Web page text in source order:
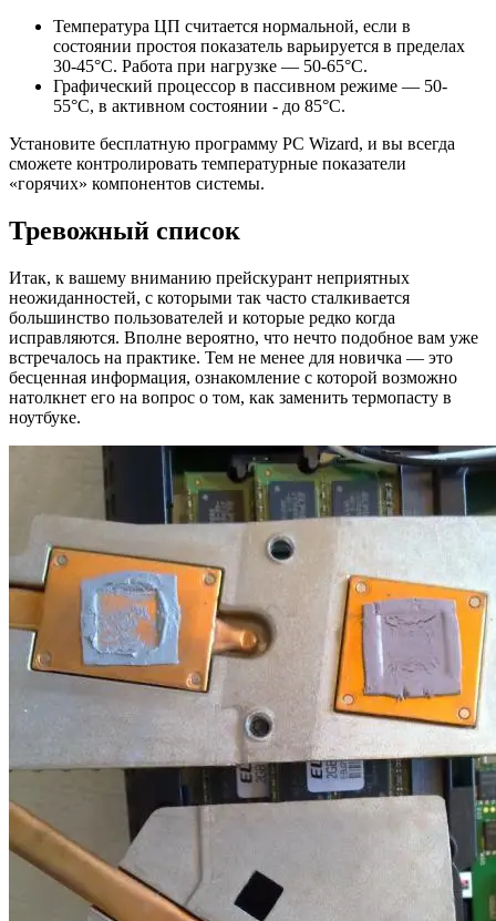
Температура ЦП считается нормальной, если в
состоянии простоя показатель варьируется в пределах
30-45°С. Работа при нагрузке — 50-65°С.
Графический процессор в пассивном режиме — 50-
55°С, в активном состоянии - до 85°С.
Установите бесплатную программу PC Wizard, и вы всегда
сможете контролировать температурные показатели
«горячих» компонентов системы.
Тревожный список
Итак, к вашему вниманию прейскурант неприятных
неожиданностей, с которыми так часто сталкивается
большинство пользователей и которые редко когда
исправляются. Вполне вероятно, что нечто подобное вам уже
встречалось на практике. Тем не менее для новичка — это
бесценная информация, ознакомление с которой возможно
натолкнет его на вопрос о том, как заменить термопасту в
ноутбуке.